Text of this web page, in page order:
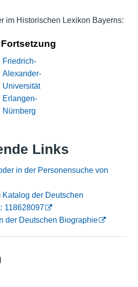
im Historischen Lexikon Bayerns:
Fortsetzung
Friedrich-
Alexander-
Universität
Erlangen-
Nürnberg
Links
in der Personensuche von
Katalog der Deutschen
118628097
der Deutschen Biographie